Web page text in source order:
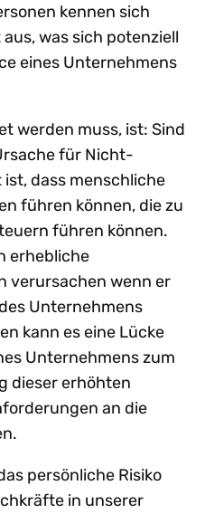
kennen sich
was sich potenziell
eines Unternehmens
werden muss, ist: Sind
für Nicht-
dass menschliche
führen können, die zu
führen können.
erhebliche
verursachen wenn er
Unternehmens
kann es eine Lücke
Unternehmens zum
dieser erhöhten
an die
persönliche Risiko
in unserer